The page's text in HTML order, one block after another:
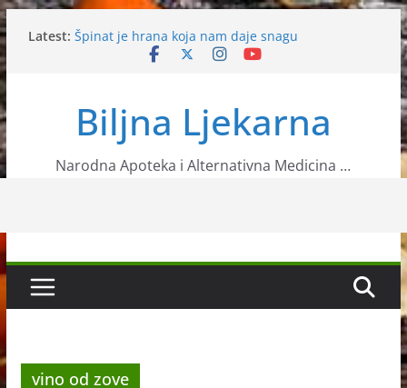
Skip
to
content
Latest: Špinat je hrana koja nam daje snagu
Vitamin B12 u organizmu
Napravite sebi čaj od koprive koji će vam pomoći
protiv malaksalosti
Biljna Ljekarna
Narodna Apoteka i Alternativna Medicina …
vino od zove